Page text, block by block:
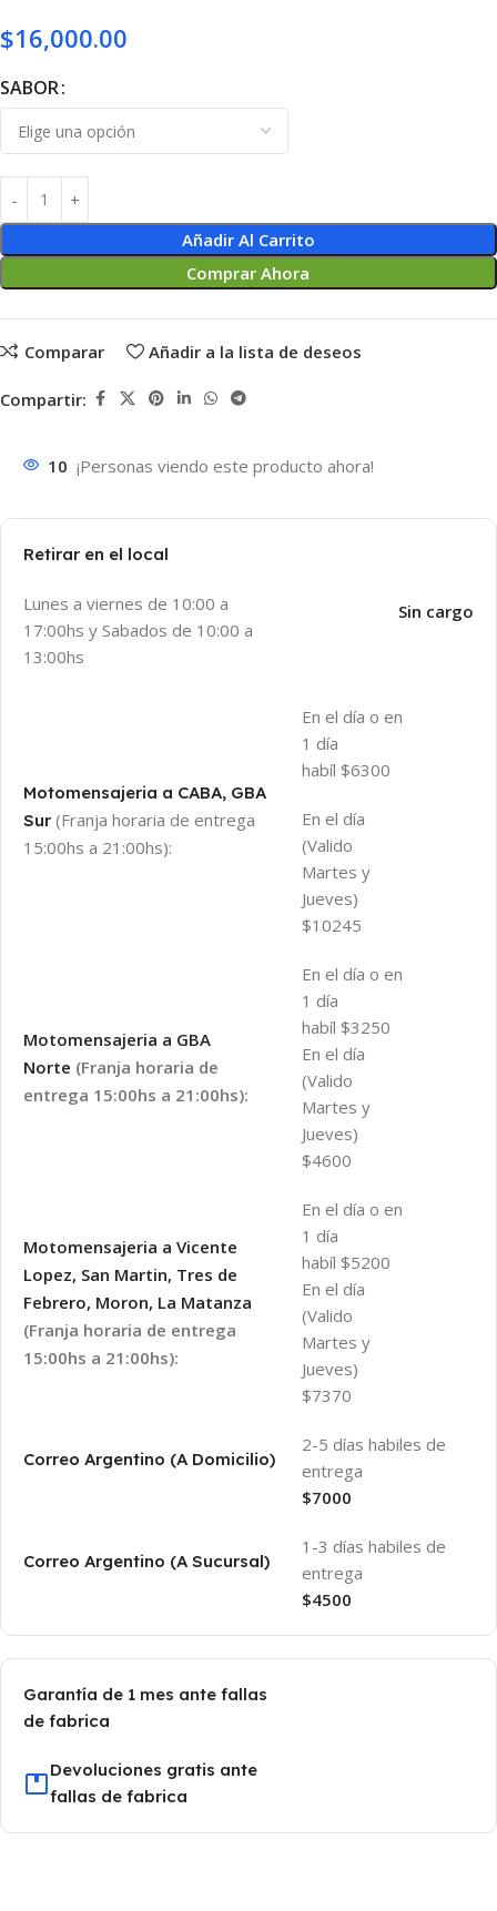
$16,000.00
SABOR
Añadir Al Carrito
Comprar Ahora
Comparar Añadir a la lista de deseos
Compartir:
10 ¡Personas viendo este producto ahora!
Retirar en el local
Lunes a viernes de 10:00 a
17:00hs y Sabados de 10:00 a
13:00hs
Sin cargo
Motomensajeria a CABA, GBA
Sur (Franja horaria de entrega
15:00hs a 21:00hs):
En el día o en
1 día
habíl $6300
En el día
(Valido
Martes y
Jueves)
$10245
Motomensajeria a GBA
Norte (Franja horaria de
entrega 15:00hs a 21:00hs):
En el día o en
1 día
habíl $3250
En el día
(Valido
Martes y
Jueves)
$4600
Motomensajeria a Vicente
Lopez, San Martin, Tres de
Febrero, Moron, La Matanza
(Franja horaria de entrega
15:00hs a 21:00hs):
En el día o en
1 día
habíl $5200
En el día
(Valido
Martes y
Jueves)
$7370
Correo Argentino (A Domicilio)
2-5 días habiles de
entrega
$7000
Correo Argentino (A Sucursal)
1-3 días habiles de
entrega
$4500
Garantía de 1 mes ante fallas
de fabrica
Devoluciones gratis ante
fallas de fabrica